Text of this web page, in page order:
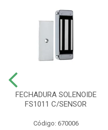
FECHADURA SOLENOIDE
FS1011 C/SENSOR
Código: 670006